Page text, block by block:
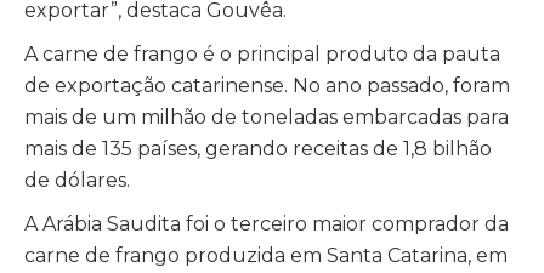
exportar”, destaca Gouvêa.
A carne de frango é o principal produto da pauta
de exportação catarinense. No ano passado, foram
mais de um milhão de toneladas embarcadas para
mais de 135 países, gerando receitas de 1,8 bilhão
de dólares.
A Arábia Saudita foi o terceiro maior comprador da
carne de frango produzida em Santa Catarina, em